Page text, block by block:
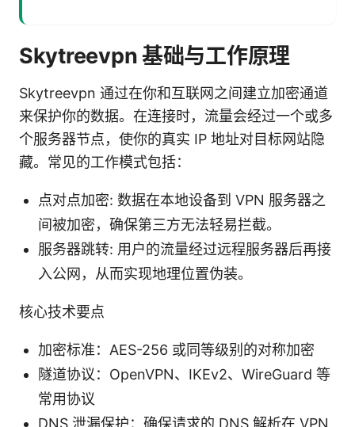
Skytreevpn 基础与工作原理
Skytreevpn 通过在你和互联网之间建立加密通道
来保护你的数据。在连接时，流量会经过一个或多
个服务器节点，使你的真实 IP 地址对目标网站隐
藏。常见的工作模式包括：
点对点加密: 数据在本地设备到 VPN 服务器之
间被加密，确保第三方无法轻易拦截。
服务器跳转: 用户的流量经过远程服务器后再接
入公网，从而实现地理位置伪装。
核心技术要点
加密标准：AES-256 或同等级别的对称加密
隧道协议：OpenVPN、IKEv2、WireGuard 等
常用协议
DNS 泄漏保护：确保请求的 DNS 解析在 VPN